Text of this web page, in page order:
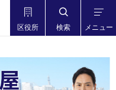
区役所 検索 メニュー